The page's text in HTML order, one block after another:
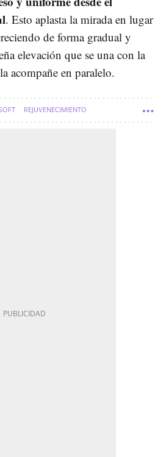
. Esto aplasta la mirada en lugar
de forma gradual y
elevación que se una con la
acompañe en paralelo.
REJUVENECIMIENTO